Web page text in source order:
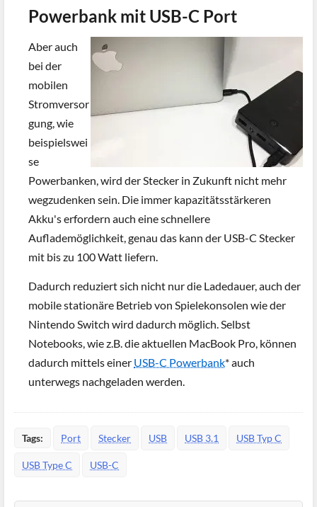
Powerbank mit USB-C Port
Aber auch
bei der
mobilen
Stromversor
gung, wie
beispielswei
se
Powerbanken, wird der Stecker in Zukunft nicht mehr
wegzudenken sein. Die immer kapazitätsstärkeren
Akku's erfordern auch eine schnellere
Auflademöglichkeit, genau das kann der USB-C Stecker
mit bis zu 100 Watt liefern.
Dadurch reduziert sich nicht nur die Ladedauer, auch der
mobile stationäre Betrieb von Spielekonsolen wie der
Nintendo Switch wird dadurch möglich. Selbst
Notebooks, wie z.B. die aktuellen MacBook Pro, können
dadurch mittels einer USB-C Powerbank* auch
unterwegs nachgeladen werden.
Tags: Port Stecker USB USB 3.1 USB Typ C
USB Type C USB-C